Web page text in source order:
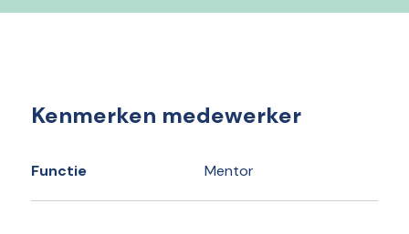
Kenmerken medewerker
Functie Mentor